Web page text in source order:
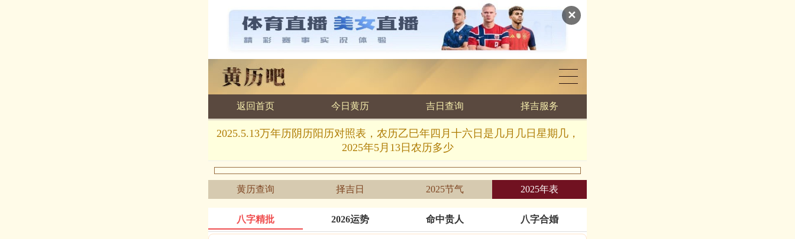
✕
黄历查询
返回首页 今日黄历 吉日查询 择吉服务
2025.5.13万年历阴历阳历对照表，农历乙巳年四月十六日是几月几日星期几，
2025年5月13日农历多少
黄历查询 择吉日 2025节气 2025年表
八字精批 2026运势 命中贵人 八字合婚